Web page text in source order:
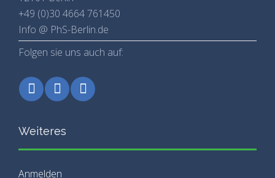
+49 (0)30 4664 761450
Info @ PhS-Berlin.de
Folgen sie uns auch auf:
Weiteres
Anmelden